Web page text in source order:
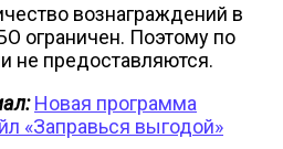
вознаграждений в
ограничен. Поэтому по
не предоставляются.
Новая программа
«Заправься выгодой»